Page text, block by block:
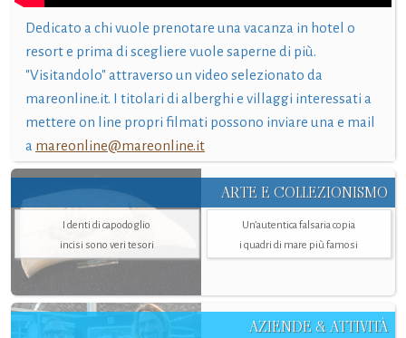
Dedicato a chi vuole prenotare una vacanza in hotel o
resort e prima di scegliere vuole saperne di più.
"Visitandolo" attraverso un video selezionato da
mareonline.it. I titolari di alberghi e villaggi interessati a
mettere on line propri filmati possono inviare una e mail
a mareonline@mareonline.it
ARTE E COLLEZIONISMO
I denti di capodoglio
incisi sono veri tesori
Un’autentica falsaria copia
i quadri di mare più famosi
AZIENDE & ATTIVITÀ